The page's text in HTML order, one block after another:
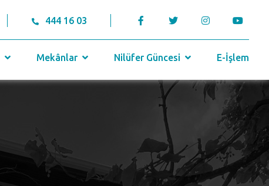
444 16 03
Mekânlar Nilüfer Güncesi E-İşlem